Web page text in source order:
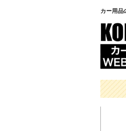
カー用品